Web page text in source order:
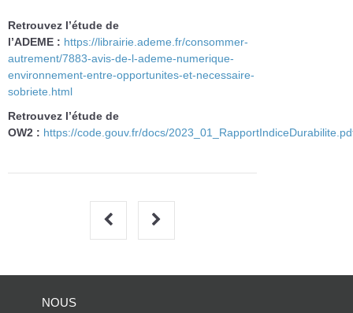
Retrouvez l’étude de
l’ADEME : https://librairie.ademe.fr/consommer-
autrement/7883-avis-de-l-ademe-numerique-
environnement-entre-opportunites-et-necessaire-
sobriete.html
Retrouvez l’étude de
OW2 : https://code.gouv.fr/docs/
NOUS